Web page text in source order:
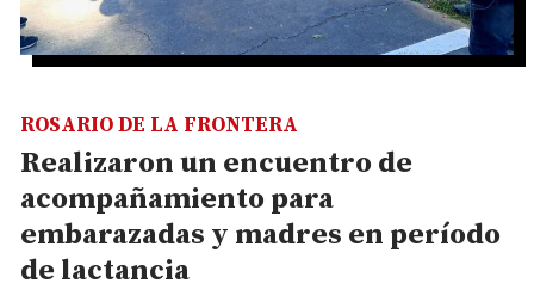
Realizaron un encuentro de
acompañamiento para
embarazadas y madres en período
de lactancia
ROSARIO DE LA FRONTERA